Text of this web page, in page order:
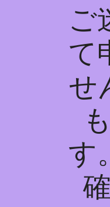
ご
て
せ
す